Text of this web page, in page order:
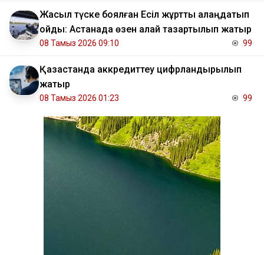
Жасыл түске боялған Есіл жұртты алаңдатып
қойды: Астанада өзен қалай тазартылып жатыр
08 Тамыз 2026 09:10 99
Қазақстанда аккредиттеу цифрландырылып
жатыр
08 Тамыз 2026 01:23 99